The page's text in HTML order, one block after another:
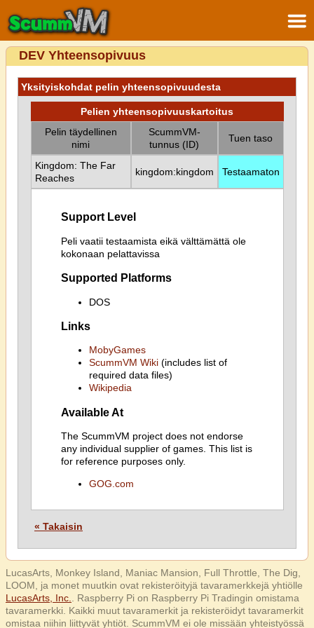
DEV Yhteensopivuus
Yksityiskohdat pelin yhteensopivuudesta
Pelien yhteensopivuuskartoitus
Pelin täydellinen
nimi
ScummVM-
tunnus (ID)
Tuen taso
Kingdom: The Far
Reaches
kingdom:kingdom Testaamaton
Support Level
Peli vaatii testaamista eikä välttämättä ole
kokonaan pelattavissa
Supported Platforms
DOS
Links
MobyGames
ScummVM Wiki(includes list of
required data files)
Wikipedia
Available At
The ScummVM project does not endorse
any individual supplier of games. This list is
for reference purposes only.
GOG.com
« Takaisin
LucasArts, Monkey Island, Maniac Mansion, Full Throttle, The Dig,
LOOM, ja monet muutkin ovat rekisteröityjä tavaramerkkejä yhtiölle
LucasArts, Inc.
. Raspberry Pi on Raspberry Pi Tradingin omistama
tavaramerkki. Kaikki muut tavaramerkit ja rekisteröidyt tavaramerkit
omistaa niihin liittyvät yhtiöt. ScummVM ei ole missään yhteistyössä